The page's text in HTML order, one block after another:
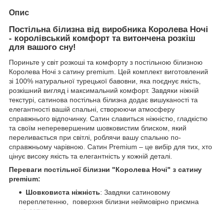
Опис
Постільна білизна від виробника Королева Ночі
- королівський комфорт та витончена розкіш
для вашого сну!
Пориньте у світ розкоші та комфорту з постільною білизною
Королева Ночі з сатину premium. Цей комплект виготовлений
зі 100% натуральної турецької бавовни, яка поєднує якість,
розкішний вигляд і максимальний комфорт. Завдяки ніжній
текстурі, сатинова постільна білизна додає вишуканості та
елегантності вашій спальні, створюючи атмосферу
справжнього відпочинку. Сатин славиться ніжністю, гладкістю
та своїм неперевершеним шовковистим блиском, який
переливається при світлі, роблячи вашу спальню по-
справжньому чарівною. Сатин Premium – це вибір для тих, хто
цінує високу якість та елегантність у кожній деталі.
Переваги постільної білизни "Королева Ночі" з сатину
premium:
Шовковиста ніжність: Завдяки сатиновому
переплетенню, поверхня білизни неймовірно приємна